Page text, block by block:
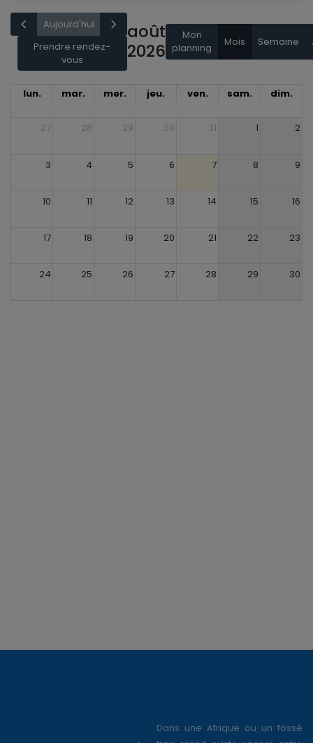
Aujourd'hui
Prendre rendez-
vous
août
2026
Mon
planning
Mois Semaine
lun. mar. mer. jeu. ven. sam. dim.
27 28 29 30 31 1 2
3 4 5 6 7 8 9
10 11 12 13 14 15 16
17 18 19 20 21 22 23
24 25 26 27 28 29 30
Dans une Afrique ou un fossé